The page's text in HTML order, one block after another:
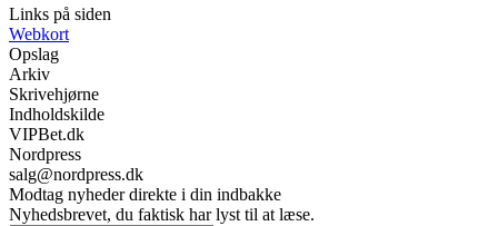
Links på siden
Webkort
Opslag
Arkiv
Skrivehjørne
Indholdskilde
VIPBet.dk
Nordpress
salg@nordpress.dk
Modtag nyheder direkte i din indbakke
Nyhedsbrevet, du faktisk har lyst til at læse.